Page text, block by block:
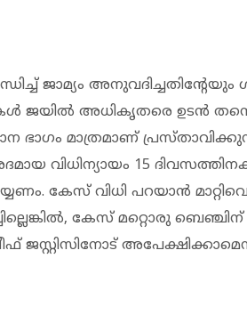
ജാമ്യം അനുവദിച്ചതിന്റേയും
ജയില്‍ അധികൃതരെ ഉടന്‍
ഭാഗം മാത്രമാണ്
വിധിന്യായം 15
കേസ് വിധി പറയാന്‍
കേസ് മറ്റൊരു ബെഞ്ചിന്
ജസ്റ്റിസിനോട്